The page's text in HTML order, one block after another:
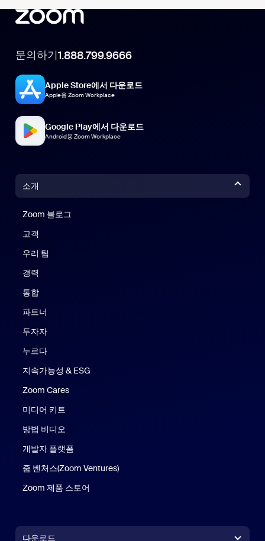
문의하기1.888.799.9666
Apple Store에서 다운로드
Apple용 Zoom Workplace
Google Play에서 다운로드
Android용 Zoom Workplace
소개
Zoom 블로그
고객
우리 팀
경력
통합
파트너
투자자
누르다
지속가능성 & ESG
Zoom Cares
미디어 키트
방법 비디오
개발자 플랫폼
줌 벤처스(Zoom Ventures)
Zoom 제품 스토어
다운로드